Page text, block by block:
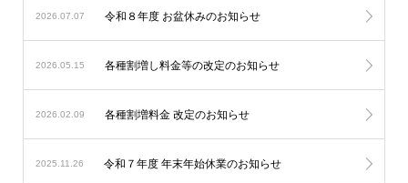
2026.07.07 令和８年度 お盆休みのお知らせ
2026.05.15 各種割増し料金等の改定のお知らせ
2026.02.09 各種割増料金 改定のお知らせ
2025.11.26 令和７年度 年末年始休業のお知らせ